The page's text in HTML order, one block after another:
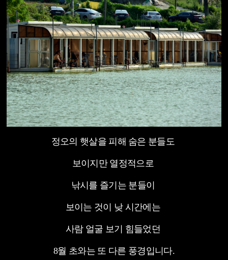
정오의 햇살을 피해 숨은 분들도
보이지만 열정적으로
낚시를 즐기는 분들이
보이는 것이 낮 시간에는
사람 얼굴 보기 힘들었던
8월 초와는 또 다른 풍경입니다.